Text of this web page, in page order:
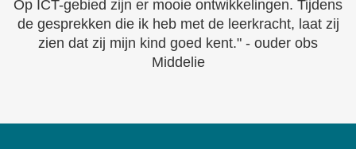
Op ICT-gebied zijn er mooie ontwikkelingen. Tijdens
de gesprekken die ik heb met de leerkracht, laat zij
zien dat zij mijn kind goed kent." - ouder obs
Middelie